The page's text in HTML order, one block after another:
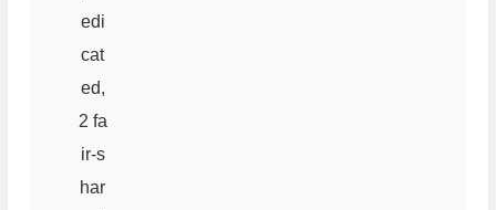
edi
cat
ed,
2 fa
ir-s
har